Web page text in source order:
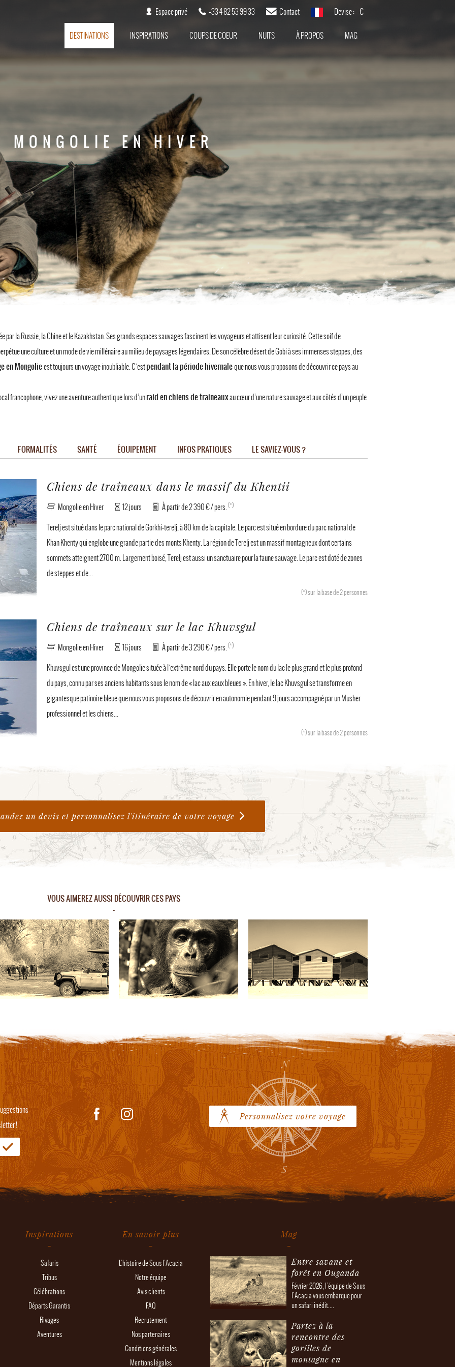
Espace privé +33 4 82 53 99 33 Contact françaisDevise : €
DESTINATIONS INSPIRATIONS COUPS DE COEUR NUITS À PROPOS MAG
MONGOLIE EN HIVER
par la Russie, la Chine et le Kazakhstan. Ses grands espaces sauvages fascinent les voyageurs et attisent leur curiosité. Cette soif de
une culture et un mode de vie millénaire au milieu de paysages légendaires. De son célèbre désert de Gobi à ses immenses steppes, des
en Mongolieest toujours un voyage inoubliable. C'estpendant la période hivernaleque nous vous proposons de découvrir ce pays au
francophone, vivez une aventure authentique lors d’unraid en chiens de traineauxau cœur d’une nature sauvage et aux côtés d’un peuple
FORMALITÉS SANTÉ ÉQUIPEMENT INFOS PRATIQUES LE SAVIEZ-VOUS ?
Chiens de traîneaux dans le massif du Khentii
Mongolie en Hiver 12 jours À partir de 2 390 € / pers.(*)
Terelj est situé dans le parc national de Gorkhi-terelj, à 80 km de la capitale. Le parc est situé en bordure du parc national de
Khan Khenty qui englobe une grande partie des monts Khenty. La région de Terelj est un massif montagneux dont certains
sommets atteignent 2700 m. Largement boisé, Terelj est aussi un sanctuaire pour la faune sauvage. Le parc est doté de zones
de steppes et de...
(*)sur la base de 2 personnes
Chiens de traîneaux sur le lac Khuvsgul
Mongolie en Hiver 16 jours À partir de 3 290 € / pers.(*)
Khuvsgul est une province de Mongolie située à l'extrême nord du pays. Elle porte le nom du lac le plus grand et le plus profond
du pays, connu par ses anciens habitants sous le nom de « lac aux eaux bleues ». En hiver, le lac Khuvsgul se transforme en
gigantesque patinoire bleue que nous vous proposons de découvrir en autonomie pendant 9 jours accompagné par un Musher
professionnel et les chiens...
(*)sur la base de 2 personnes
un devis et personnalisez l'itinéraire de votre voyage
VOUS AIMEREZ AUSSI DÉCOUVRIR CES PAYS
!
Personnalisez votre voyage
Inspirations
Safaris
Tribus
Célébrations
Départs Garantis
Rivages
Aventures
En savoir plus
L'histoire de Sous l'Acacia
Notre équipe
Avis clients
FAQ
Recrutement
Nos partenaires
Conditions générales
Mentions légales
Mag
Entre savane et
forêt en Ouganda
Février 2026, l'équipe de Sous
l'Acacia vous embarque pour
un safari inédit....
Partez à la
rencontre des
gorilles de
montagne en